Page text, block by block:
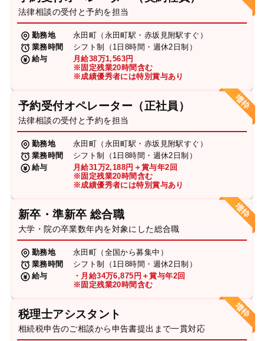
法律相談の受付と予約を担当
勤務地
永田町（永田町駅・赤坂見附駅すぐ）
業務時間
シフト制（1日8時間・週休2日制）
給与
月給38万1,563円
※固定残業20時間含む
※成績優秀者には特別賞与あり
予約受付オペレーター（正社員）
法律相談の受付と予約を担当
勤務地
永田町（永田町駅・赤坂見附駅すぐ）
業務時間
シフト制（1日8時間・週休2日制）
給与
月給31万2,188円＋賞与年2回
※固定残業20時間含む
※成績優秀者には特別賞与あり
新卒・準新卒 総合職
大学・院の卒業数年内を対象にした総合職
勤務地
永田町（全国から募集中）
業務時間
シフト制（1日8時間・週休2日制）
給与
・月給34万6,875円＋賞与年2回
※固定残業20時間含む
税理士アシスタント
相続税申告のご相談から申告書提出まで一貫対応